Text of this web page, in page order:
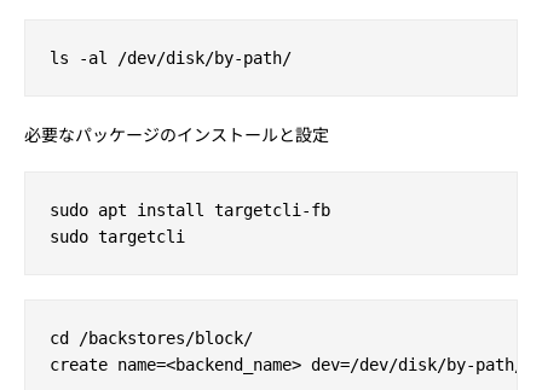
必要なパッケージのインストールと設定
sudo apt install targetcli-fb
cd /backstores/block/
create name=<backend_name> dev=/dev/disk/by-